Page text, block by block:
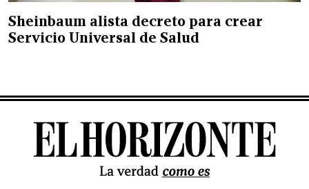
Sheinbaum alista decreto para crear
Servicio Universal de Salud